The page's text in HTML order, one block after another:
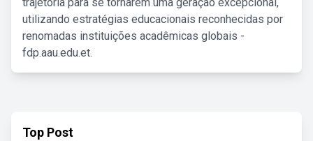
utilizando estratégias educacionais reconhecidas por
renomadas instituições acadêmicas globais -
fdp.aau.edu.et.
Top Post